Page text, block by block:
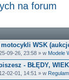
na forum
WSK
09-26, 23:58 » w Modele
- BŁĘDY,
02-01, 14:51 » w